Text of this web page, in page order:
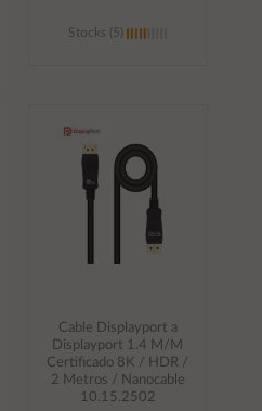
Stocks (5)
carrito
Cable Displayport a
Displayport 1.4 M/M
Certificado 8K / HDR /
2 Metros / Nanocable
10.15.2502